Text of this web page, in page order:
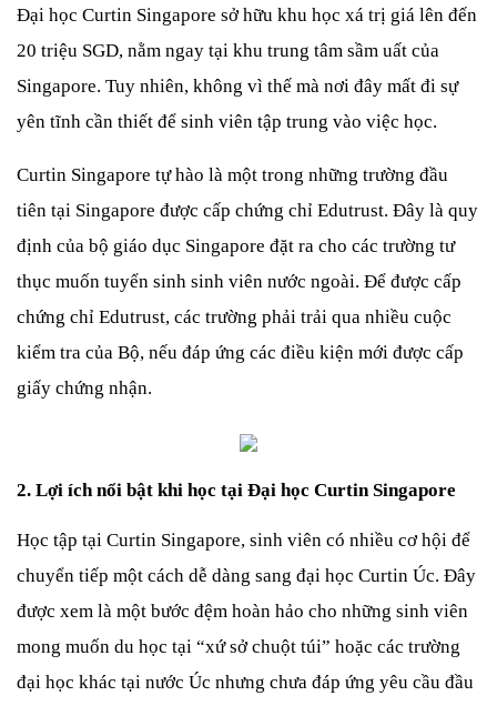
Đại học Curtin Singapore sở hữu khu học xá trị giá lên đến
20 triệu SGD, nằm ngay tại khu trung tâm sầm uất của
Singapore. Tuy nhiên, không vì thế mà nơi đây mất đi sự
yên tĩnh cần thiết để sinh viên tập trung vào việc học.
Curtin Singapore tự hào là một trong những trường đầu
tiên tại Singapore được cấp chứng chỉ Edutrust. Đây là quy
định của bộ giáo dục Singapore đặt ra cho các trường tư
thục muốn tuyển sinh sinh viên nước ngoài. Để được cấp
chứng chỉ Edutrust, các trường phải trải qua nhiều cuộc
kiểm tra của Bộ, nếu đáp ứng các điều kiện mới được cấp
giấy chứng nhận.
2. Lợi ích nổi bật khi học tại Đại học Curtin Singapore
Học tập tại Curtin Singapore, sinh viên có nhiều cơ hội để
chuyển tiếp một cách dễ dàng sang đại học Curtin Úc. Đây
được xem là một bước đệm hoàn hảo cho những sinh viên
mong muốn du học tại “xứ sở chuột túi” hoặc các trường
đại học khác tại nước Úc nhưng chưa đáp ứng yêu cầu đầu